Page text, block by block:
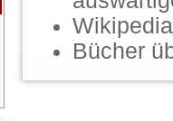
Bücher